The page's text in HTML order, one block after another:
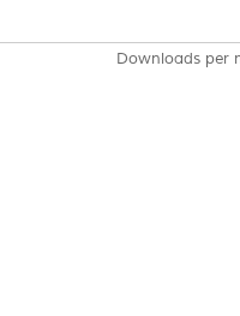
Downloads per